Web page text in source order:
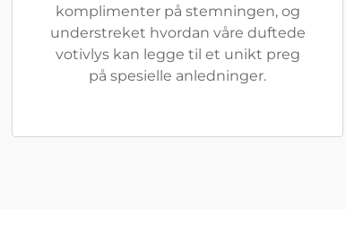
komplimenter på stemningen, og
understreket hvordan våre duftede
votivlys kan legge til et unikt preg
på spesielle anledninger.